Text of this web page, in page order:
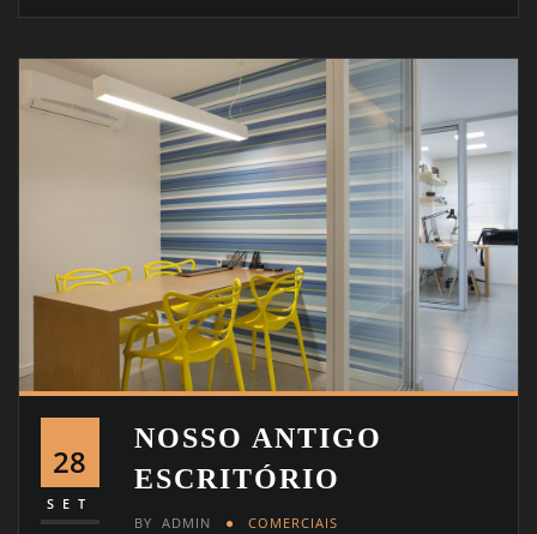
28
SET
NOSSO ANTIGO
ESCRITÓRIO
BY ADMIN COMERCIAIS